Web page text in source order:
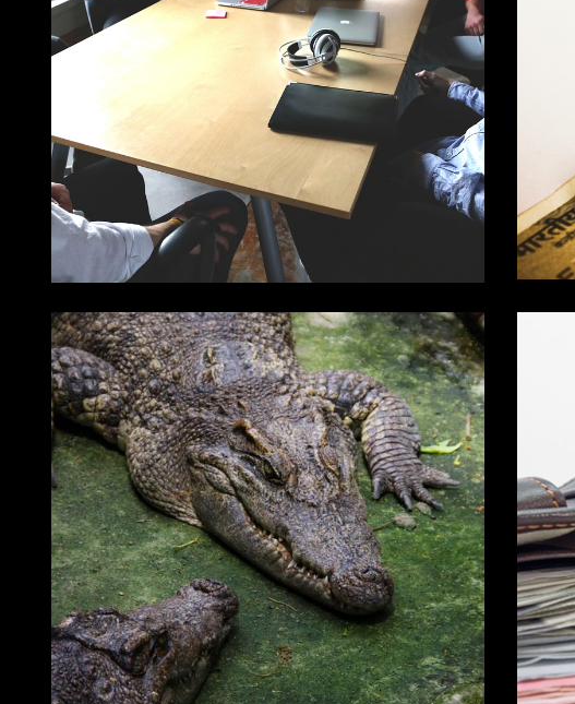
Když sami na sobě
pociťujete, že vás
společnost změnila
ZVÍŘATA
Dvojníci v říši zvířat